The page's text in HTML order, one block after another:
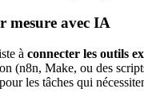
mesure avec IA
à connecter les outils
(n8n, Make, ou des
les tâches qui